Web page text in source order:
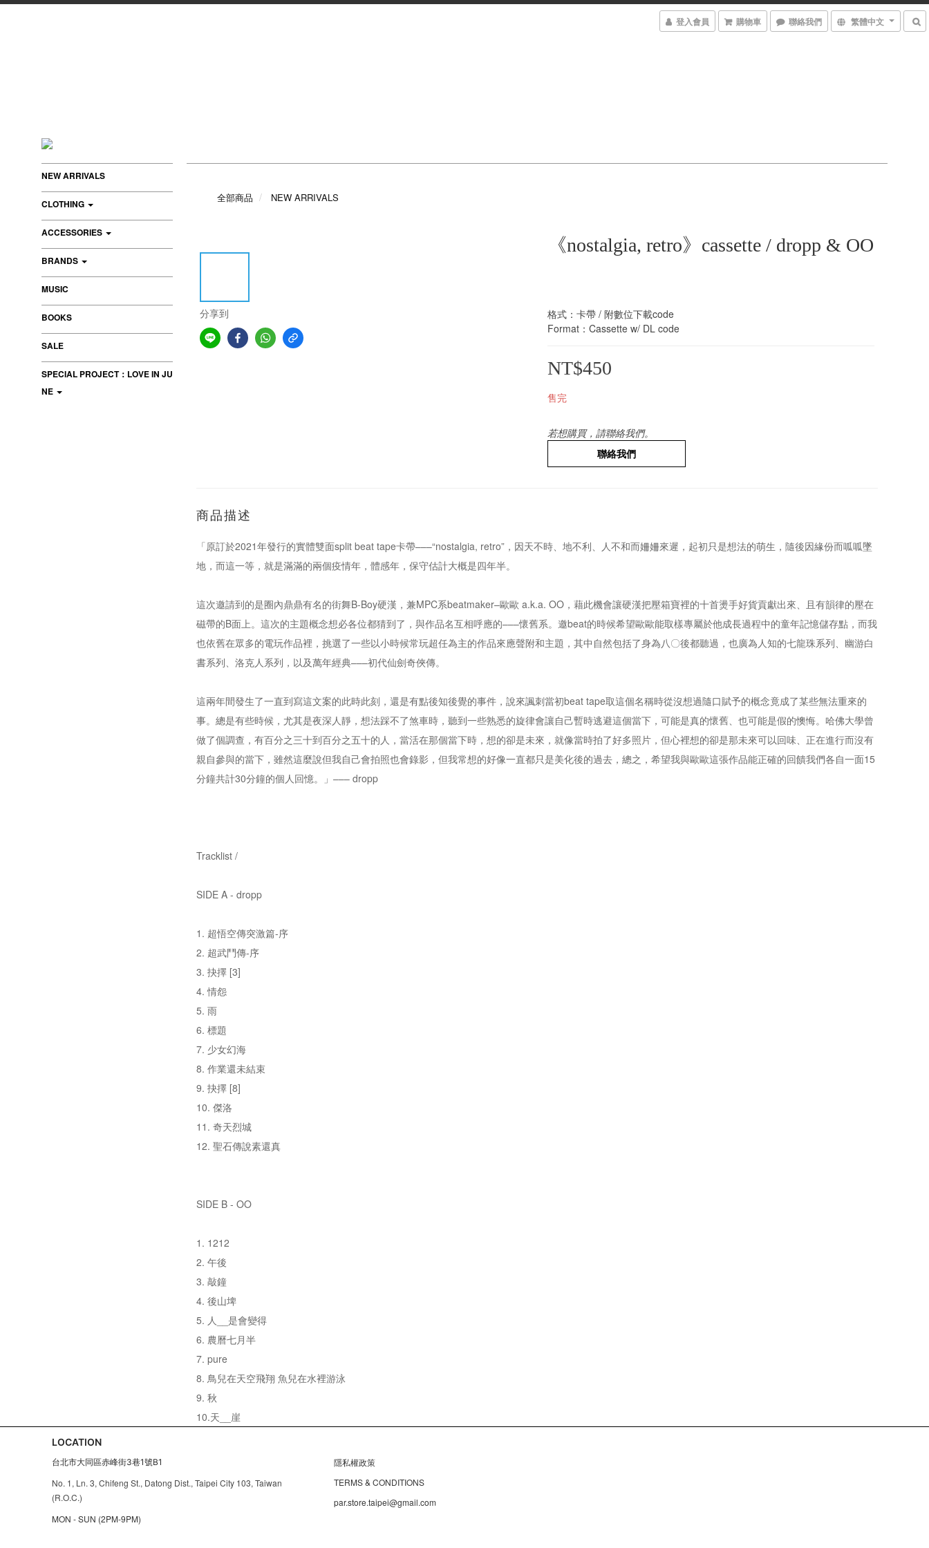
登入會員 購物車 聯絡我們 繁體中文
NEW ARRIVALS
CLOTHING
ACCESSORIES
BRANDS
MUSIC
BOOKS
SALE
SPECIAL PROJECT：LOVE IN JU
NE
全部商品 NEW ARRIVALS
分享到
《nostalgia, retro》cassette / dropp & OO
格式：卡帶 / 附數位下載code
Format：Cassette w/ DL code
NT$450
售完
若想購買，請聯絡我們。
聯絡我們
商品描述
「原訂於2021年發行的實體雙面split beat tape卡帶–––“nostalgia, retro”，因天不時、地不利、人不和而姍姍來遲，起初只是想法的萌生，隨後因緣份而呱呱墜
地，而這一等，就是滿滿的兩個疫情年，體感年，保守估計大概是四年半。
這次邀請到的是圈內鼎鼎有名的街舞B-Boy硬漢，兼MPC系beatmaker–歐歐 a.k.a. OO，藉此機會讓硬漢把壓箱寶裡的十首燙手好貨貢獻出來、且有韻律的壓在
磁帶的B面上。這次的主題概念想必各位都猜到了，與作品名互相呼應的–––懷舊系。邀beat的時候希望歐歐能取樣專屬於他成長過程中的童年記憶儲存點，而我
也依舊在眾多的電玩作品裡，挑選了一些以小時候常玩超任為主的作品來應聲附和主題，其中自然包括了身為八〇後都聽過，也廣為人知的七龍珠系列、幽游白
書系列、洛克人系列，以及萬年經典–––初代仙劍奇俠傳。
這兩年間發生了一直到寫這文案的此時此刻，還是有點後知後覺的事件，說來諷刺當初beat tape取這個名稱時從沒想過隨口賦予的概念竟成了某些無法重來的
事。總是有些時候，尤其是夜深人靜，想法踩不了煞車時，聽到一些熟悉的旋律會讓自己暫時逃避這個當下，可能是真的懷舊、也可能是假的懊悔。哈佛大學曾
做了個調查，有百分之三十到百分之五十的人，當活在那個當下時，想的卻是未來，就像當時拍了好多照片，但心裡想的卻是那未來可以回味、正在進行而沒有
親自參與的當下，雖然這麼說但我自己會拍照也會錄影，但我常想的好像一直都只是美化後的過去，總之，希望我與歐歐這張作品能正確的回饋我們各自一面15
分鐘共計30分鐘的個人回憶。」––– dropp
Tracklist /
SIDE A - dropp
1. 超悟空傳突激篇-序
2. 超武鬥傳-序
3. 抉擇 [3]
4. 情怨
5. 雨
6. 標題
7. 少女幻海
8. 作業還未結束
9. 抉擇 [8]
10. 傑洛
11. 奇天烈城
12. 聖石傳說素還真
SIDE B - OO
1. 1212
2. 午後
3. 敲鐘
4. 後山埤
5. 人__是會變得
6. 農曆七月半
7. pure
8. 鳥兒在天空飛翔 魚兒在水裡游泳
9. 秋
10.天__崖
LOCATION
台北市大同區赤峰街3巷1號B1
No. 1, Ln. 3, Chifeng St., Datong Dist., Taipei City 103, Taiwan
(R.O.C.)
MON - SUN (2PM-9PM)
隱私權政策
TERMS & CONDITIONS
par.store.taipei@gmail.com